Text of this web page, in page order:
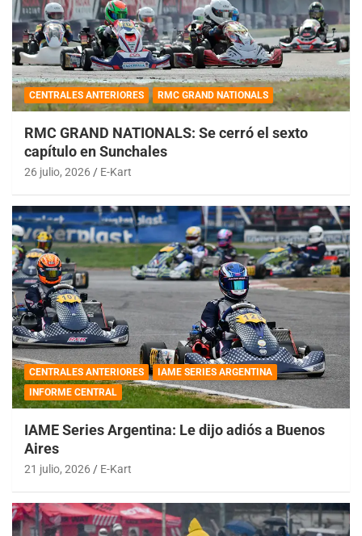
CENTRALES ANTERIORES RMC GRAND NATIONALS
RMC GRAND NATIONALS: Se cerró el sexto
capítulo en Sunchales
26 julio, 2026 E-Kart
CENTRALES ANTERIORES
IAME SERIES ARGENTINA
INFORME CENTRAL
IAME Series Argentina: Le dijo adiós a Buenos
Aires
21 julio, 2026 E-Kart